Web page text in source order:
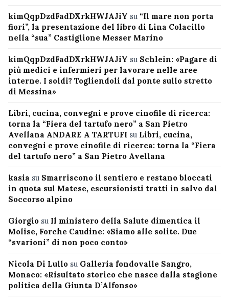
kimQqpDzdFadDXrkHWJAJiY su “Il mare non porta
fiori”, la presentazione del libro di Lina Colacillo
nella “sua” Castiglione Messer Marino
kimQqpDzdFadDXrkHWJAJiY su Schlein: «Pagare di
più medici e infermieri per lavorare nelle aree
interne. I soldi? Togliendoli dal ponte sullo stretto
di Messina»
Libri, cucina, convegni e prove cinofile di ricerca:
torna la “Fiera del tartufo nero” a San Pietro
Avellana ANDARE A TARTUFI su Libri, cucina,
convegni e prove cinofile di ricerca: torna la “Fiera
del tartufo nero” a San Pietro Avellana
kasia su Smarriscono il sentiero e restano bloccati
in quota sul Matese, escursionisti tratti in salvo dal
Soccorso alpino
Giorgio su Il ministero della Salute dimentica il
Molise, Forche Caudine: «Siamo alle solite. Due
“svarioni” di non poco conto»
Nicola Di Lullo su Galleria fondovalle Sangro,
Monaco: «Risultato storico che nasce dalla stagione
politica della Giunta D’Alfonso»